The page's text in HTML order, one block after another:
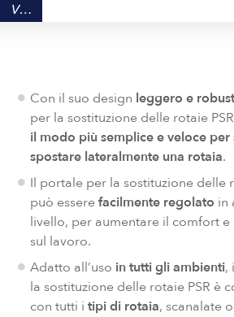
VANTAGGI
Con il suo design leggero e
per la sostituzione delle rotaie
il modo più semplice e veloce per
spostare lateralmente una rotaia.
Il portale per la sostituzione delle
può esserefacilmente regolato in
livello, per aumentare il comfort e
sul lavoro.
Adatto all’uso in tutti gli ambienti,
la sostituzione delle rotaie PSR è
con tutti itipi di rotaia, scanalate